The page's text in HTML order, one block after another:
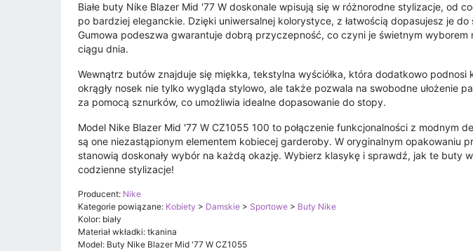
Białe buty Nike Blazer Mid '77 W doskonale wpisują się w różnorodne stylizacje, od
po bardziej eleganckie. Dzięki uniwersalnej kolorystyce, z łatwością dopasujesz je
Gumowa podeszwa gwarantuje dobrą przyczepność, co czyni je świetnym wyborem
ciągu dnia.
Wewnątrz butów znajduje się miękka, tekstylna wyściółka, która dodatkowo podnosi
okrągły nosek nie tylko wygląda stylowo, ale także pozwala na swobodne ułożenie
za pomocą sznurków, co umożliwia idealne dopasowanie do stopy.
Model Nike Blazer Mid '77 W CZ1055 100 to połączenie funkcjonalności z modnym
są one niezastąpionym elementem kobiecej garderoby. W oryginalnym opakowaniu
stanowią doskonały wybór na każdą okazję. Wybierz klasykę i sprawdź, jak te buty
codzienne stylizacje!
Producent: Nike
Kategorie powiązane: Kobiety > Damskie > Sportowe > Buty Nike
Kolor: biały
Materiał wkładki: tkanina
Model: Buty Nike Blazer Mid '77 W CZ1055